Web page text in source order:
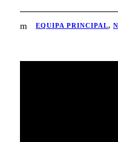
EQUIPA PRINCIPAL,